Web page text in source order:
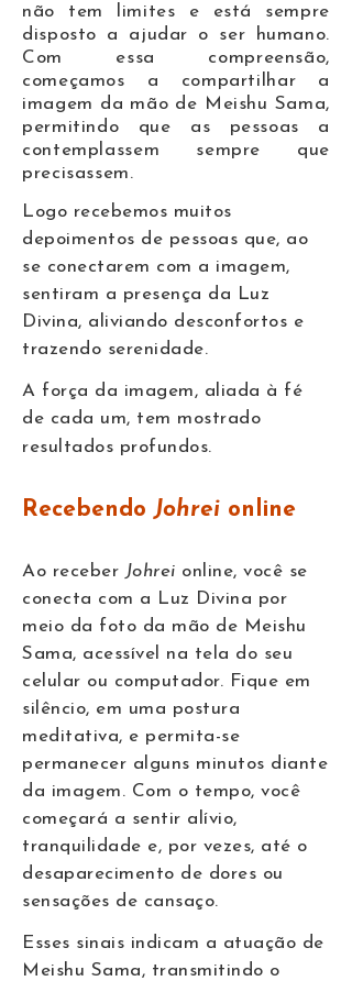
não tem limites e está sempre
disposto a ajudar o ser humano.
Com essa compreensão,
começamos a compartilhar a
imagem da mão de Meishu Sama,
permitindo que as pessoas a
contemplassem sempre que
precisassem.
Logo recebemos muitos
depoimentos de pessoas que, ao
se conectarem com a imagem,
sentiram a presença da Luz
Divina, aliviando desconfortos e
trazendo serenidade.
A força da imagem, aliada à fé
de cada um, tem mostrado
resultados profundos.
Recebendo Johrei online
Ao receber Johrei online, você se
conecta com a Luz Divina por
meio da foto da mão de Meishu
Sama, acessível na tela do seu
celular ou computador. Fique em
silêncio, em uma postura
meditativa, e permita-se
permanecer alguns minutos diante
da imagem. Com o tempo, você
começará a sentir alívio,
tranquilidade e, por vezes, até o
desaparecimento de dores ou
sensações de cansaço.
Esses sinais indicam a atuação de
Meishu Sama, transmitindo o